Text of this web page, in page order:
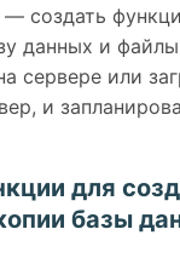
создать
данных и
сервере или
и
для
базы